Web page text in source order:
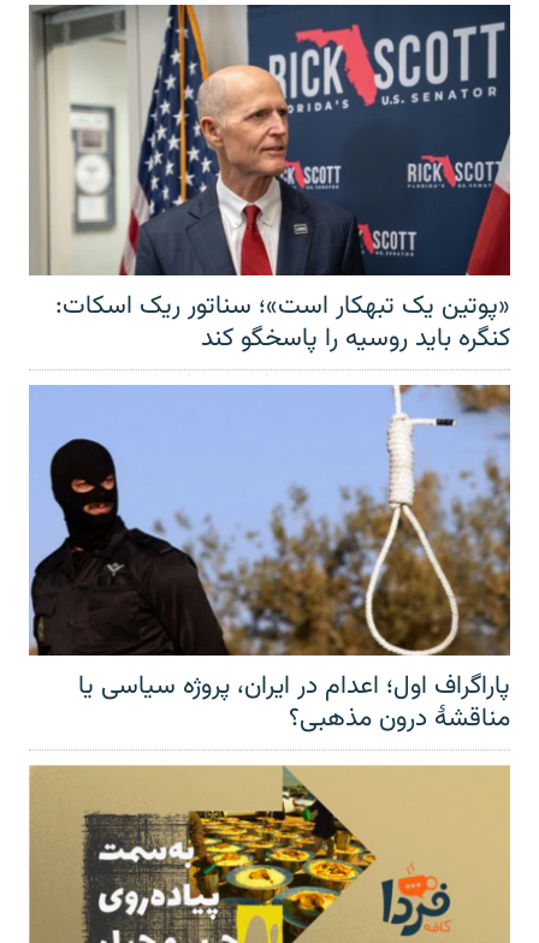
«پوتین یک تبهکار است»؛ سناتور ریک اسکات:
کنگره باید روسیه را پاسخگو کند
پاراگراف اول؛ اعدام در ایران، پروژه سیاسی یا
مناقشهٔ درون مذهبی؟